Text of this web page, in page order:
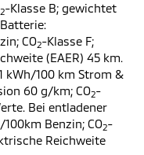
2-Klasse B; gewichtet
CO2-Klasse F;
(EAER) 45 km.
kWh/100 km Strom &
60 g/km; CO2-
Bei entladener
Benzin; CO2-
Reichweite